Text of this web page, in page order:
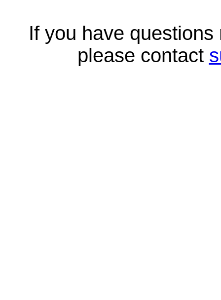
If you have
please contact